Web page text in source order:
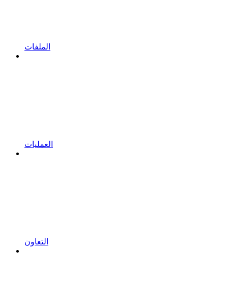
الملفات
العمليات
التعاون